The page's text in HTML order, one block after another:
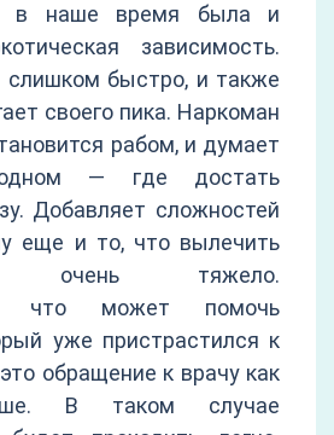
в наше время была и
зависимость.
слишком быстро, и также
своего пика. Наркоман
рабом, и думает
— где достать
Добавляет сложностей
еще и то, что вылечить
очень тяжело.
что может помочь
уже пристрастился к
обращение к врачу как
В таком случае